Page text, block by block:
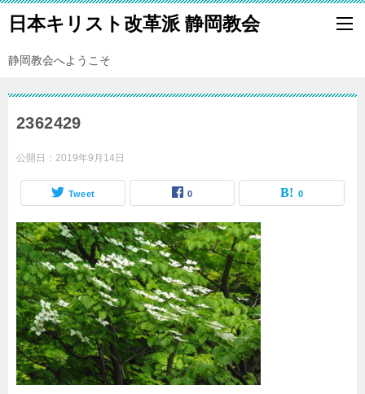
日本キリスト改革派 静岡教会
静岡教会へようこそ
2362429
公開日： 2019年9月14日
Tweet 0 0